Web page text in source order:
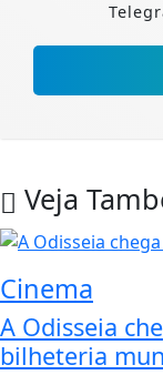
Veja
Cinema
A Odisseia
bilheteria